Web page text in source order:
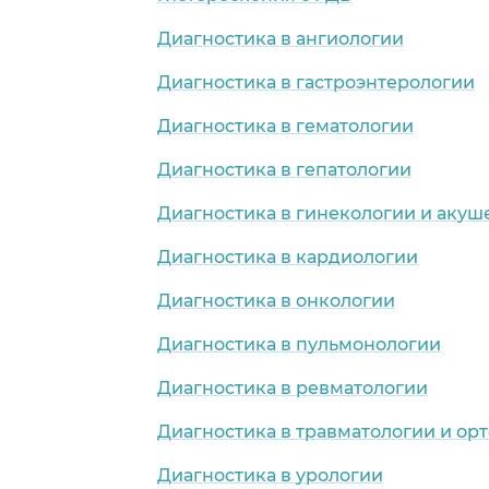
Диагностика в ангиологии
Диагностика в гастроэнтерологии
Диагностика в гематологии
Диагностика в гепатологии
Диагностика в гинекологии и
Диагностика в кардиологии
Диагностика в онкологии
Диагностика в пульмонологии
Диагностика в ревматологии
Диагностика в травматологии и
Диагностика в урологии